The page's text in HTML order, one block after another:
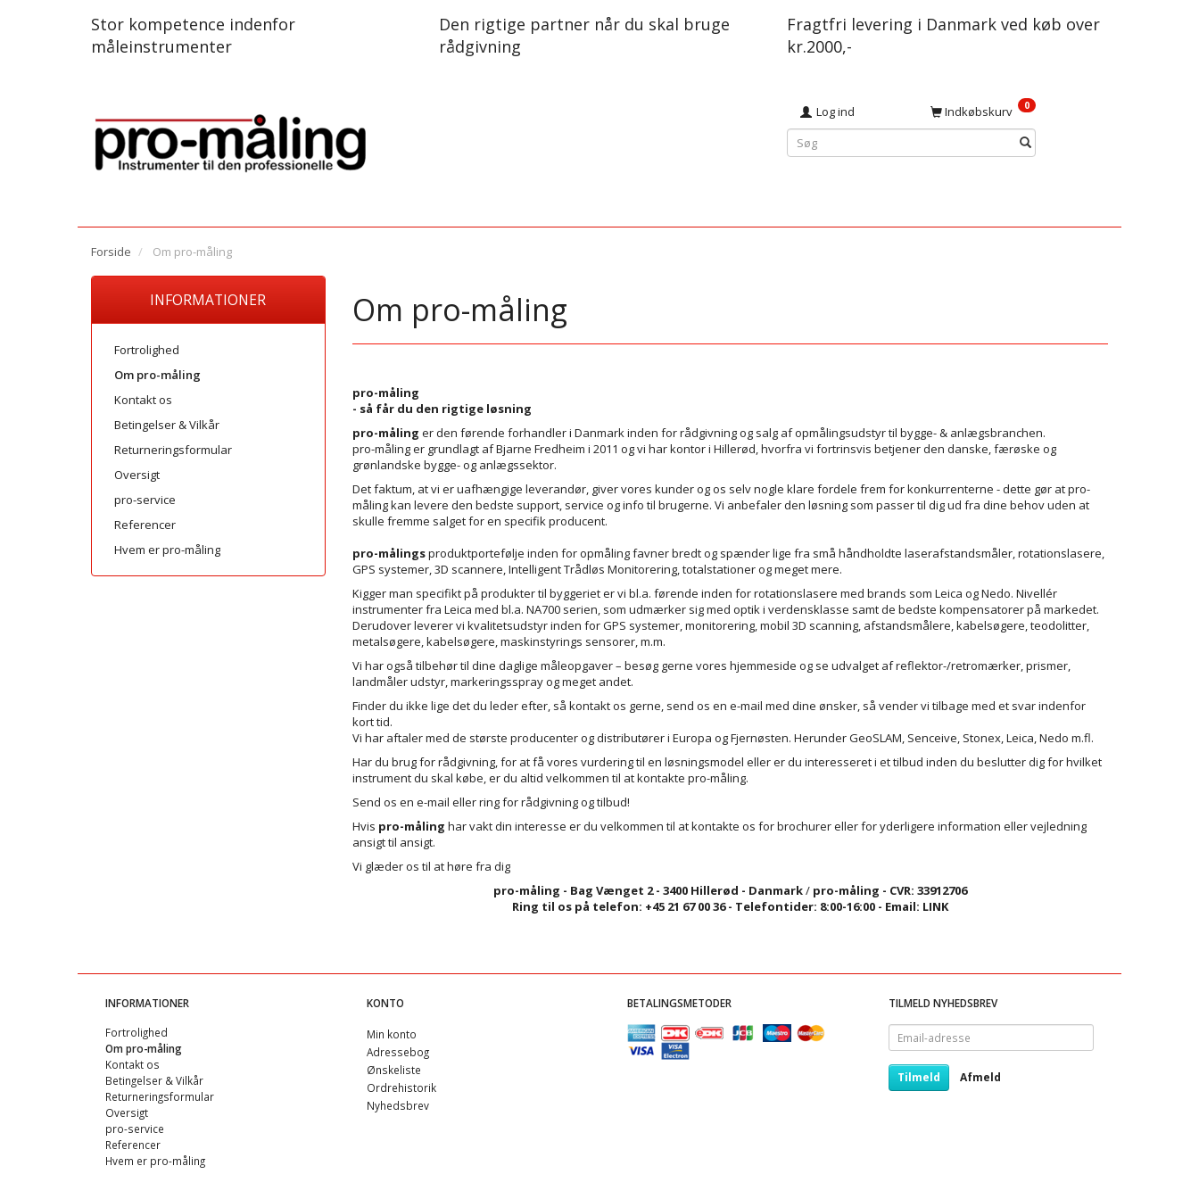
Stor kompetence indenfor
måleinstrumenter
Den rigtige partner når du skal bruge
rådgivning
Fragtfri levering i Danmark ved køb over
kr.2000,-
Log ind Indkøbskurv 0
Forside Om pro-måling
INFORMATIONER
Fortrolighed
Om pro-måling
Kontakt os
Betingelser & Vilkår
Returneringsformular
Oversigt
pro-service
Referencer
Hvem er pro-måling
Om pro-måling
pro-måling
- så får du den rigtige løsning
pro-måling er den førende forhandler i Danmark inden for rådgivning og salg af opmålingsudstyr til bygge- & anlægsbranchen.
pro-måling er grundlagt af Bjarne Fredheim i 2011 og vi har kontor i Hillerød, hvorfra vi fortrinsvis betjener den danske, færøske og
grønlandske bygge- og anlægssektor.
Det faktum, at vi er uafhængige leverandør, giver vores kunder og os selv nogle klare fordele frem for konkurrenterne - dette gør at pro-
måling kan levere den bedste support, service og info til brugerne. Vi anbefaler den løsning som passer til dig ud fra dine behov uden at
skulle fremme salget for en specifik producent.
pro-målingsproduktportefølje inden for opmåling favner bredt og spænder lige fra små håndholdte laserafstandsmåler, rotationslasere,
GPS systemer, 3D scannere, Intelligent Trådløs Monitorering, totalstationer og meget mere.
Kigger man specifikt på produkter til byggeriet er vi bl.a. førende inden for rotationslasere med brands som Leica og Nedo. Nivellér
instrumenter fra Leica med bl.a. NA700 serien, som udmærker sig med optik i verdensklasse samt de bedste kompensatorer på markedet.
Derudover leverer vi kvalitetsudstyr inden for GPS systemer, monitorering, mobil 3D scanning, afstandsmålere, kabelsøgere, teodolitter,
metalsøgere, kabelsøgere, maskinstyrings sensorer, m.m.
Vi har også tilbehør til dine daglige måleopgaver – besøg gerne vores hjemmeside og se udvalget af reflektor-/retromærker, prismer,
landmåler udstyr, markeringsspray og meget andet.
Finder du ikke lige det du leder efter, så kontakt os gerne, send os en e-mail med dine ønsker, så vender vi tilbage med et svar indenfor
kort tid.
Vi har aftaler med de største producenter og distributører i Europa og Fjernøsten. Herunder GeoSLAM, Senceive, Stonex, Leica, Nedo m.fl.
Har du brug for rådgivning, for at få vores vurdering til en løsningsmodel eller er du interesseret i et tilbud inden du beslutter dig for hvilket
instrument du skal købe, er du altid velkommen til at kontakte pro-måling.
Send os en e-mail eller ring for rådgivning og tilbud!
Hvis pro-måling har vakt din interesse er du velkommen til at kontakte os for brochurer eller for yderligere information eller vejledning
ansigt til ansigt.
Vi glæder os til at høre fra dig
pro-måling - Bag Vænget 2 - 3400 Hillerød - Danmark/pro-måling - CVR: 33912706
Ring til os på telefon: +45 21 67 00 36 - Telefontider: 8:00-16:00 - Email: LINK
INFORMATIONER
Fortrolighed
Om pro-måling
Kontakt os
Betingelser & Vilkår
Returneringsformular
Oversigt
pro-service
Referencer
Hvem er pro-måling
KONTO
Min konto
Adressebog
Ønskeliste
Ordrehistorik
Nyhedsbrev
BETALINGSMETODER
TILMELD NYHEDSBREV
Email-
adresse
Tilmeld Afmeld